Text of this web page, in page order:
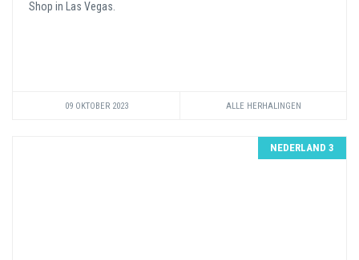
Shop in Las Vegas.
09 OKTOBER 2023 ALLE HERHALINGEN
NEDERLAND 3